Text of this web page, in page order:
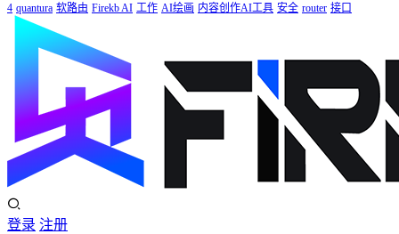
4 quantura 软路由 Firekb AI 工作 AI绘画 内容创作AI工具 安全 router 接口
登录 注册